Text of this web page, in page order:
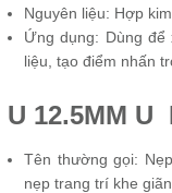
Nguyên liệu: Hợp
Ứng dụng: Dùng
liệu, tạo điểm nhấn
U 12.5MM U
Tên thường gọi:
nẹp trang trí khe